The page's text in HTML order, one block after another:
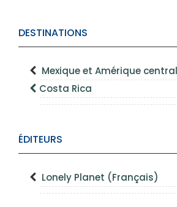
DESTINATIONS
Mexique et Amérique
Costa Rica
ÉDITEURS
Lonely Planet (Français)